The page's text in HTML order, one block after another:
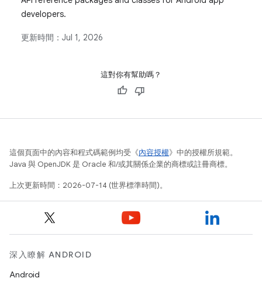
developers.
更新時間： Jul 1, 2026
這對你有幫助嗎？
這個頁面中的內容和程式碼範例均受《內容授權》中的授權所規範。
Java 與 OpenJDK 是 Oracle 和/或其關係企業的商標或註冊商標。
上次更新時間：2026-07-14 (世界標準時間)。
深入瞭解 ANDROID
Android